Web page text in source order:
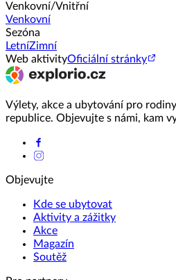
Venkovní/Vnitřní
Venkovní
Sezóna
LetníZimní
Web aktivityOficiální stránky
Výlety, akce a ubytování pro
republice. Objevujte s námi, kam
Objevujte
Kde se ubytovat
Aktivity a zážitky
Akce
Magazín
Soutěž